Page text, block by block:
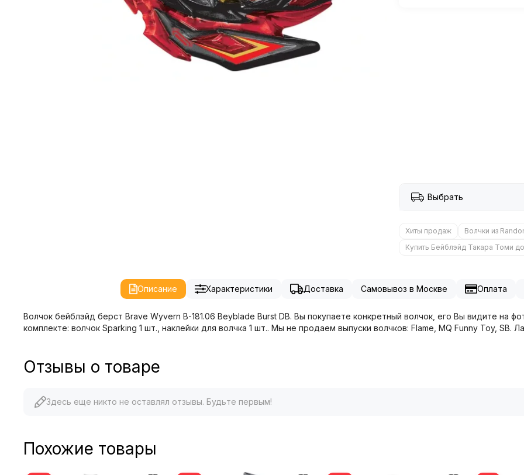
Выбрать
Хиты продаж Волчки из
Купить Бейблэйд Такара Томи
Описание Характеристики Доставка Самовывоз в Москве Оплата
Волчок бейблэйд берст Brave Wyvern B-181.06 Beyblade Burst DB. Вы покупаете конкретный волчок, его Вы видите на
комплекте: волчок Sparking 1 шт., наклейки для волчка 1 шт.. Мы не продаем выпуски волчков: Flame, MQ Funny Toy, SB.
Отзывы о товаре
Здесь еще никто не оставлял отзывы. Будьте первым!
Похожие товары